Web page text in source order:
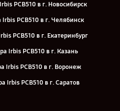
PCB510 в г. Новосибирск
PCB510 в г. Челябинск
PCB510 в г. Екатеринбург
Irbis PCB510 в г. Казань
Irbis PCB510 в г. Воронеж
Irbis PCB510 в г. Саратов